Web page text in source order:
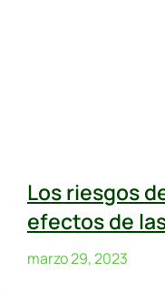
Los riesgos
efectos de
marzo 29, 2023